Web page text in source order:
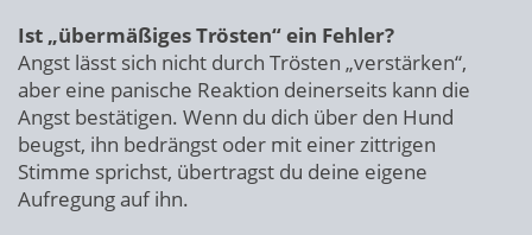
Ist „übermäßiges Trösten“ ein Fehler?
Angst lässt sich nicht durch Trösten „verstärken“,
aber eine panische Reaktion deinerseits kann die
Angst bestätigen. Wenn du dich über den Hund
beugst, ihn bedrängst oder mit einer zittrigen
Stimme sprichst, übertragst du deine eigene
Aufregung auf ihn.